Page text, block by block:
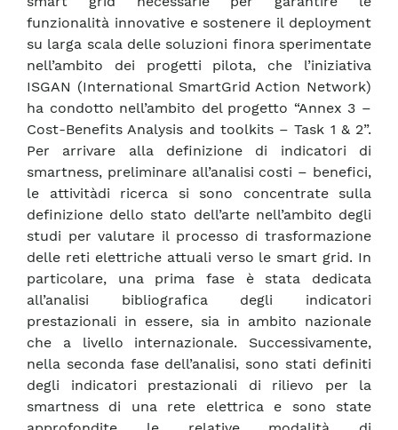
funzionalità innovative e sostenere il deployment
su larga scala delle soluzioni finora sperimentate
nell’ambito dei progetti pilota, che l’iniziativa
ISGAN (International SmartGrid Action Network)
ha condotto nell’ambito del progetto “Annex 3 –
Cost-Benefits Analysis and toolkits – Task 1 & 2”.
Per arrivare alla definizione di indicatori di
smartness, preliminare all’analisi costi – benefici,
le attivitàdi ricerca si sono concentrate sulla
definizione dello stato dell’arte nell’ambito degli
studi per valutare il processo di trasformazione
delle reti elettriche attuali verso le smart grid. In
particolare, una prima fase è stata dedicata
all’analisi bibliografica degli indicatori
prestazionali in essere, sia in ambito nazionale
che a livello internazionale. Successivamente,
nella seconda fase dell’analisi, sono stati definiti
degli indicatori prestazionali di rilievo per la
smartness di una rete elettrica e sono state